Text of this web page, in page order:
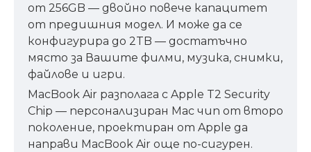
от 256GB — двойно повече капацитет
от предишния модел. И може да се
конфигурира до 2TB — достатъчно
място за Вашите филми, музика, снимки,
файлове и игри.
MacBook Air разполага с Apple T2 Security
Chip — персонализиран Mac чип от второ
поколение, проектиран от Apple да
направи MacBook Air още по-сигурен.